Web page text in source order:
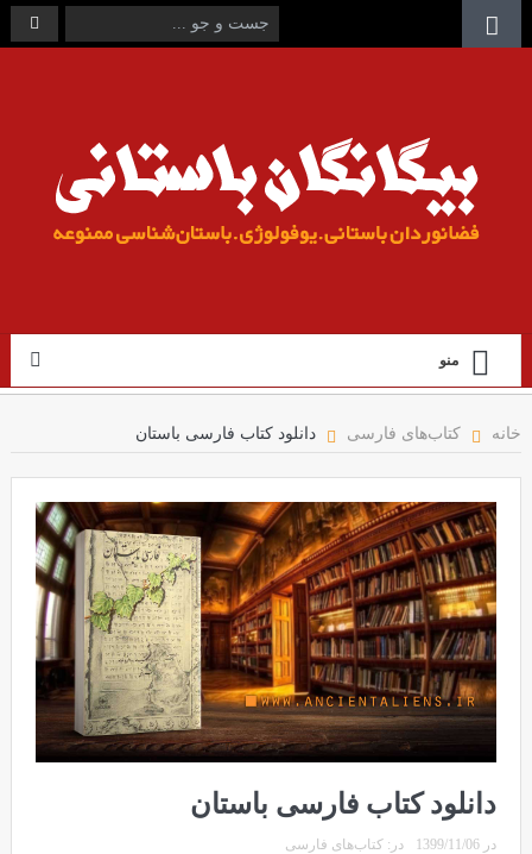
منو
خانه کتاب‌های فارسی دانلود کتاب فارسی باستان
دانلود کتاب فارسی باستان
در 1399/11/06 در: کتاب‌های فارسی